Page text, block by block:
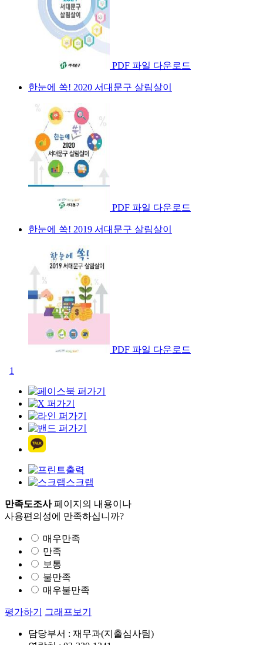
PDF 파일 다운로드
한눈에 쏙! 2020 서대문구 살림살이
PDF 파일 다운로드
한눈에 쏙! 2019 서대문구 살림살이
PDF 파일 다운로드
1
출력
스크랩
만족도조사페이지의 내용이나
사용편의성에 만족하십니까?
매우만족
만족
보통
불만족
매우불만족
평가하기 그래프보기
담당부서 : 재무과(지출심사팀)